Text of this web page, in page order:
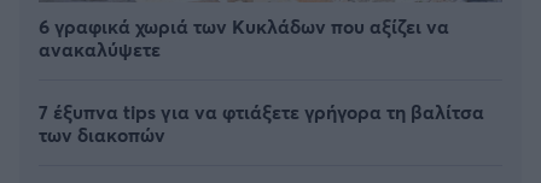
6 γραφικά χωριά των Κυκλάδων που αξίζει να
ανακαλύψετε
7 έξυπνα tips για να φτιάξετε γρήγορα τη βαλίτσα
των διακοπών